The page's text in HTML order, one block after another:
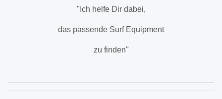
"Ich helfe Dir dabei,
das passende Surf Equipment
zu finden"